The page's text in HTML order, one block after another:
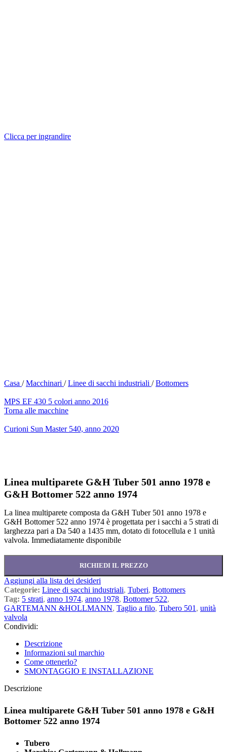
Clicca per ingrandire
Casa / Macchinari / Linee di sacchi industriali / Bottomers
MPS EF 430 5 colori anno 2016
Torna alle macchine
Curioni Sun Master 540, anno 2020
Linea multiparete G&H Tuber 501 anno 1978 e
G&H Bottomer 522 anno 1974
La linea multiparete composta da G&H Tuber 501 anno 1978 e
G&H Bottomer 522 anno 1974 è progettata per i sacchi a 5 strati di
larghezza pari a Da 540 a 1435 mm, dotato di fotocellula e 1 unità
valvola. Immediatamente disponibile
RICHIEDI IL PREZZO
Aggiungi alla lista dei desideri
Categorie: Linee di sacchi industriali, Tuberi, Bottomers
Tag: 5 strati, anno 1974, anno 1978, Bottomer 522,
GARTEMANN &HOLLMANN, Taglio a filo, Tubero 501 , unità
valvola
Condividi:
Descrizione
Informazioni sul marchio
Come ottenerlo?
SMONTAGGIO E INSTALLAZIONE
Descrizione
Linea multiparete G&H Tuber 501 anno 1978 e G&H
Bottomer 522 anno 1974
Tubero